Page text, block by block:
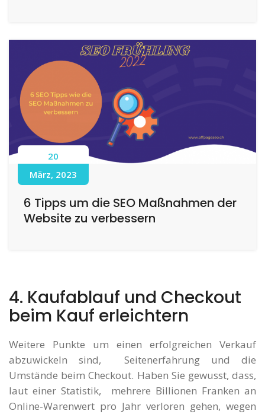
20
März, 2023
6 Tipps um die SEO Maßnahmen der
Website zu verbessern
4. Kaufablauf und Checkout
beim Kauf erleichtern
Weitere Punkte um einen erfolgreichen Verkauf
abzuwickeln sind, Seitenerfahrung und die
Umstände beim Checkout. Haben Sie gewusst, dass,
laut einer Statistik, mehrere Billionen Franken an
Online-Warenwert pro Jahr verloren gehen, wegen